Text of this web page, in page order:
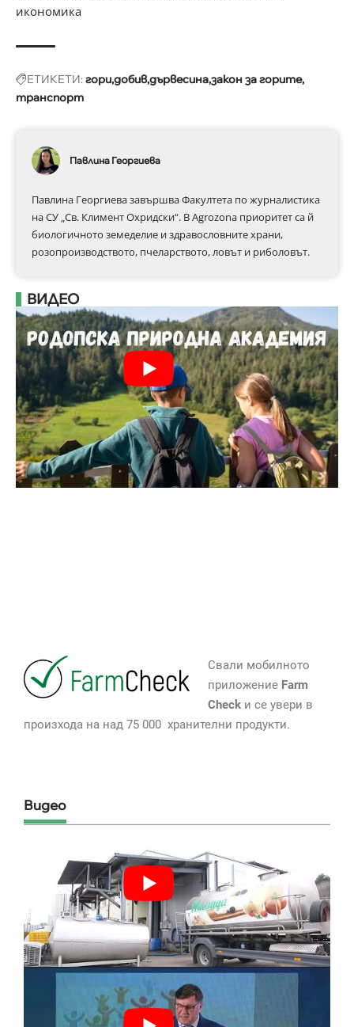
икономика
ЕТИКЕТИ:горидобивдървесиназакон за горите
транспорт
Павлина Георгиева
Павлина Георгиева завършва Факултета по журналистика
на СУ „Св. Климент Охридски“. В Аgrozona приоритет са й
биологичното земеделие и здравословните храни,
розопроизводството, пчеларството, ловът и риболовът.
ВИДЕО
Свали мобилното
приложение Farm
Checkи се увери в
произхода на над 75 000 хранителни продукти.
Видео